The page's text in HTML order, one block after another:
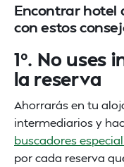
Encontrar hotel
con estos
1º. No uses
la reserva
Ahorrarás en tu
intermediarios y
buscadores
por cada reserva